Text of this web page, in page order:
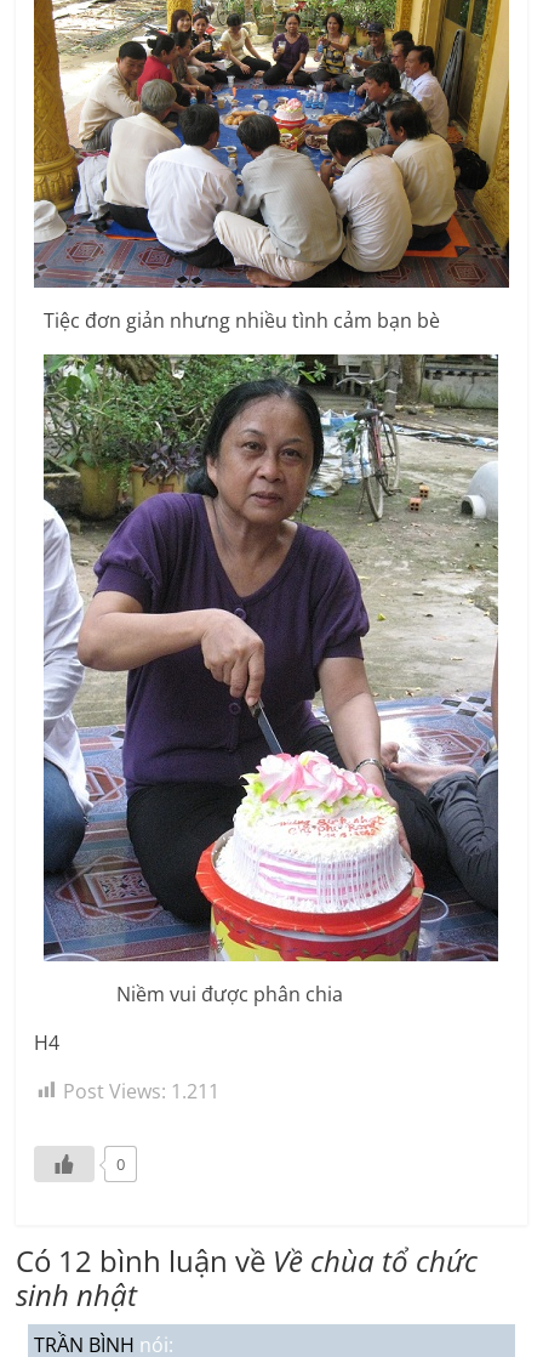
Tiệc đơn giản nhưng nhiều tình cảm bạn bè
Niềm vui được phân chia
H4
Post Views: 1.211
0
Có 12 bình luận về Về chùa tổ chức
sinh nhật
TRẦN BÌNH nói: